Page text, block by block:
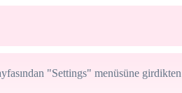
"Settings" menüsüne girdikten